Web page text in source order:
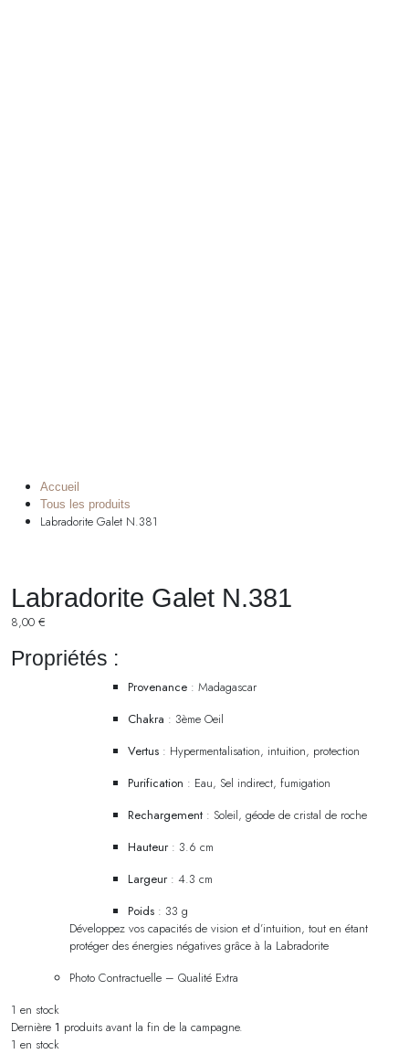
Accueil
Tous les produits
Labradorite Galet N.381
Labradorite Galet N.381
8,00 €
Propriétés :
Provenance : Madagascar
Chakra : 3ème Oeil
Vertus : Hypermentalisation, intuition, protection
Purification : Eau, Sel indirect, fumigation
Rechargement : Soleil, géode de cristal de roche
Hauteur : 3.6 cm
Largeur : 4.3 cm
Poids : 33 g
Développez vos capacités de vision et d’intuition, tout en étant
protéger des énergies négatives grâce à la Labradorite
Photo Contractuelle – Qualité Extra
1 en stock
Dernière 1 produits avant la fin de la campagne.
1 en stock